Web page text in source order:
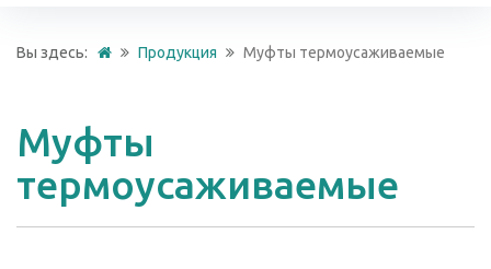
Вы здесь: Продукция Муфты термоусаживаемые
Муфты
термоусаживаемые